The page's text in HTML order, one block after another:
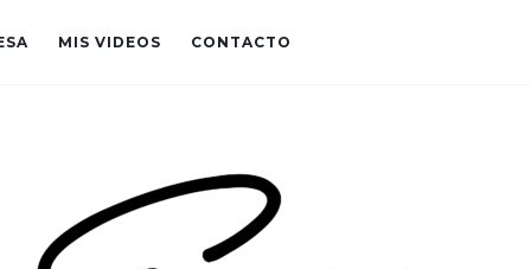
MIS VIDEOS CONTACTO